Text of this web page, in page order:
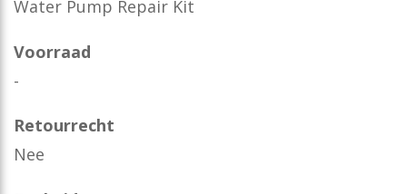
Water Pump Repair Kit
Voorraad
-
Retourrecht
Nee